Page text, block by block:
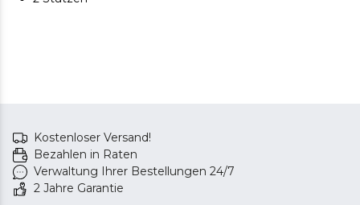
Kostenloser Versand!
Bezahlen in Raten
Verwaltung Ihrer Bestellungen 24/7
2 Jahre Garantie